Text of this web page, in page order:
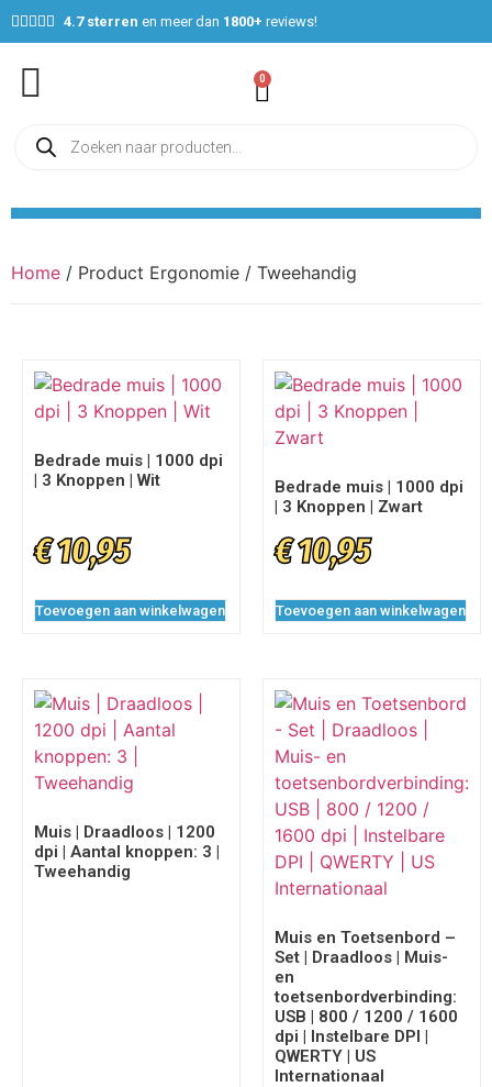
     4.7 sterren en meer dan 1800+ reviews!
0
Home / Product Ergonomie / Tweehandig
Bedrade muis | 1000 dpi
| 3 Knoppen | Wit
€10,95
Toevoegen aan winkelwagen
Bedrade muis | 1000 dpi
| 3 Knoppen | Zwart
€10,95
Toevoegen aan winkelwagen
Muis | Draadloos | 1200
dpi | Aantal knoppen: 3 |
Tweehandig
Muis en Toetsenbord –
Set | Draadloos | Muis-
en
toetsenbordverbinding:
USB | 800 / 1200 / 1600
dpi | Instelbare DPI |
QWERTY | US
Internationaal